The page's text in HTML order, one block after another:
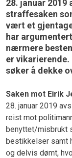
28. januar
straffesaken
vært et
har
nærmere
er
søker å dekke
Saken mot Eirik
28. januar 2019
reist mot
benyttet/misbrukt
bestikkelser samt
og delvis dømt,